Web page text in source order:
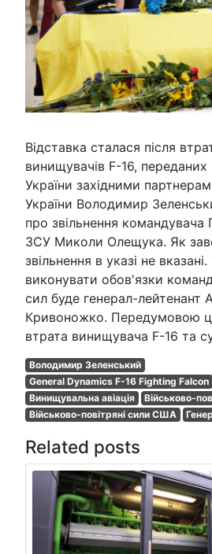
Відставка сталася після
винищувачів F-16,
України західними
України Володимир
про звільнення командувача
ЗСУ Миколи Олещука. Як
звільнення в указі не
виконувати обов'язки
сил буде генерал-лейтенант
Кривоножко. Передумовою
втрата винищувача F-16 та
Володимир Зеленський
General Dynamics F-16 Fighting Falcon
Винищувальна авіація
Військово-
Військово-повітряні сили США
Related posts